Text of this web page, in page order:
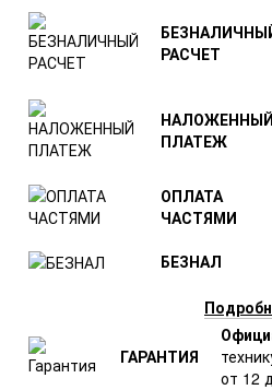
РАСЧЕТ
НАЛОЖЕННЫЙ
ПЛАТЕЖ
ОПЛАТА
ЧАСТЯМИ
БЕЗНАЛ
ГАРАНТИЯ
от 12